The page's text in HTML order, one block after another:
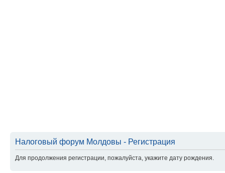
Налоговый форум Молдовы - Регистрация
Для продолжения регистрации, пожалуйста, укажите дату рождения.